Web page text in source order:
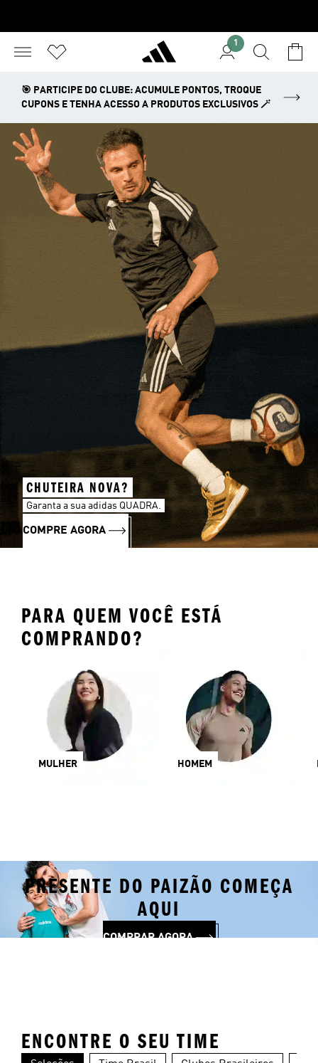
1
🎯 PARTICIPE DO CLUBE: ACUMULE PONTOS, TROQUE
CUPONS E TENHA ACESSO A PRODUTOS EXCLUSIVOS 🪄
CHUTEIRA NOVA?
Garanta a sua adidas QUADRA.
COMPRE AGORA
PARA QUEM VOCÊ ESTÁ
COMPRANDO?
MULHER HOMEM
PRESENTE DO PAIZÃO COMEÇA
AQUI
COMPRAR AGORA
ENCONTRE O SEU TIME